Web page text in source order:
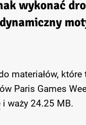
wykonać
materiałów, które
Paris Games
i waży 24.25 MB.